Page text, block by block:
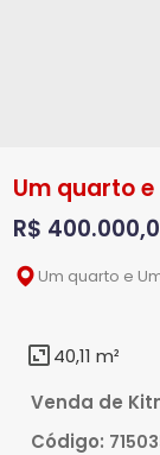
Um quarto
R$
Um quarto e
40,11 m²
Venda de
Código: